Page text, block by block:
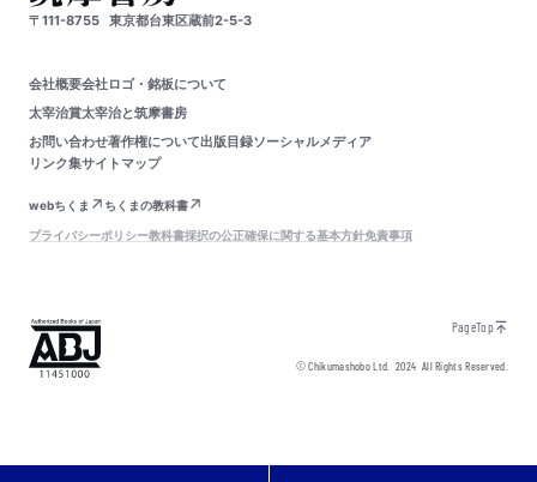
〒111-8755 東京都台東区蔵前2-5-3
会社概要会社ロゴ・銘板について
太宰治賞太宰治と筑摩書房
お問い合わせ著作権について出版目録ソーシャルメディア
リンク集サイトマップ
webちくま
ちくまの教科書
プライバシーポリシー教科書採択の公正確保に関する基本方針免責事項
PageTop
© Chikumashobo Ltd.2024 All Rights Reserved.